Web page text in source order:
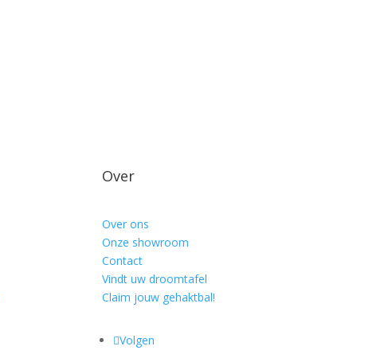
Over
Over ons
Onze showroom
Contact
Vindt uw droomtafel
Claim jouw gehaktbal!
Volgen